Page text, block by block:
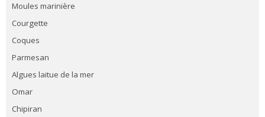
Moules marinière
Courgette
Coques
Parmesan
Algues laitue de la mer
Omar
Chipiran